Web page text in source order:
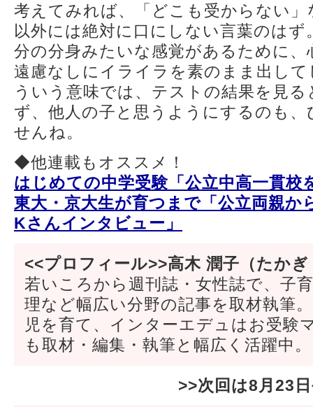
考えてみれば、「どこも受からない
以外には絶対に口にしない言葉のは
分の分身みたいな感覚があるために
遠慮なしにイライラを素のまま出し
ういう意味では、テストの結果を見
ず、他人の子と思うようにするのも
せんね。
◆他連載もオススメ！
はじめての中学受験「公立中高一貫校
東大・京大生が育つまで「公立両親
Kさんインタビュー」
<<プロフィール>>高木 潤子（たか
若いころから週刊誌・女性誌で、子
理など幅広い分野の記事を取材執筆
児を育て、インターエデュはお受験
も取材・編集・執筆と幅広く活躍中。
>>次回は8月23